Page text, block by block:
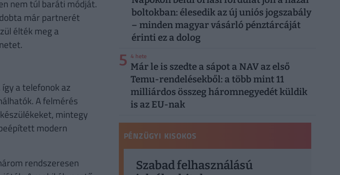
nem túl baráti módját.
már partnerét
élték meg a
a telefonok az
A felmérés
mintegy
modern
rendszeresen
boltokban: élesedik az új uniós jogszabály
– minden magyar vásárló pénztárcáját
érinti ez a dolog
5 4 hete
Már le is szedte a sápot a NAV az első
Temu-rendelésekből: a több mint 11
milliárdos összeg háromnegyedét küldik
is az EU-nak
PÉNZÜGYI KISOKOS
Szabad felhasználású